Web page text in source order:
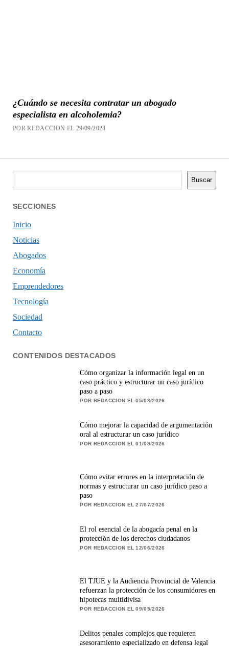
¿Cuándo se necesita contratar un abogado
especialista en alcoholemia?
POR REDACCION EL 29/09/2024
Buscar
SECCIONES
Inicio
Noticias
Abogados
Economía
Emprendedores
Tecnología
Sociedad
Contacto
CONTENIDOS DESTACADOS
Cómo organizar la información legal en un
caso práctico y estructurar un caso jurídico
paso a paso
POR REDACCION EL 05/08/2026
Cómo mejorar la capacidad de argumentación
oral al estructurar un caso jurídico
POR REDACCION EL 01/08/2026
Cómo evitar errores en la interpretación de
normas y estructurar un caso jurídico paso a
paso
POR REDACCION EL 27/07/2026
El rol esencial de la abogacía penal en la
protección de los derechos ciudadanos
POR REDACCION EL 12/06/2026
El TJUE y la Audiencia Provincial de Valencia
refuerzan la protección de los consumidores en
hipotecas multidivisa
POR REDACCION EL 09/05/2026
Delitos penales complejos que requieren
asesoramiento especializado en defensa legal